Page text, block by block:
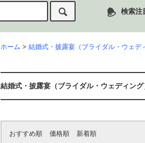
検索注
ホーム > 結婚式・披露宴（ブライダル・ウェデ
結婚式・披露宴（ブライダル・ウェディン
おすすめ順 価格順 新着順